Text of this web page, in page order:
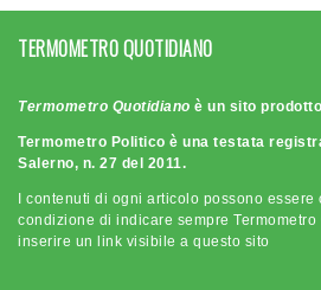
TERMOMETRO QUOTIDIANO
Termometro Quotidiano è un sito
Termometro Politico è una testata
Salerno, n. 27 del 2011.
I contenuti di ogni articolo possono essere
condizione di indicare sempre
inserire un link visibile a questo sito